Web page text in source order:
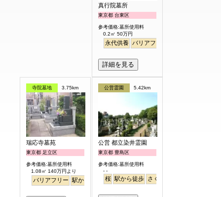
真行院墓所
東京都 台東区
参考価格:墓所使用料
0.2㎡ 50万円
永代供養 バリアフリー
詳細を見る
寺院墓地 3.75km
瑞応寺墓苑
東京都 足立区
参考価格:墓所使用料
1.08㎡ 140万円より
バリアフリー 駅から徒歩
公営霊園 5.42km
公営 都立染井霊園
東京都 豊島区
参考価格:墓所使用料
- -
桜 駅から徒歩 さくら